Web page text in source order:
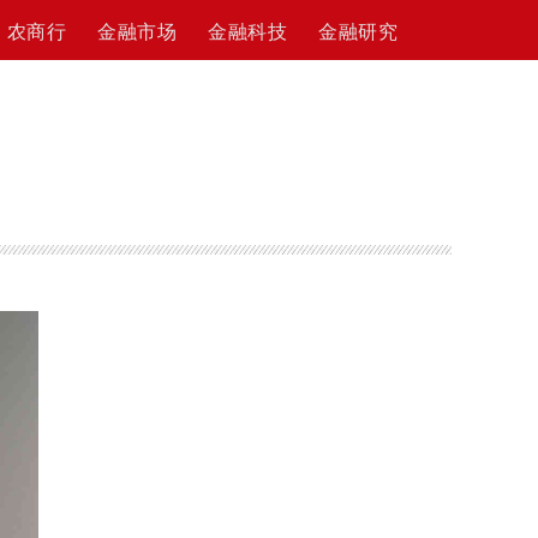
农商行 金融市场 金融科技 金融研究